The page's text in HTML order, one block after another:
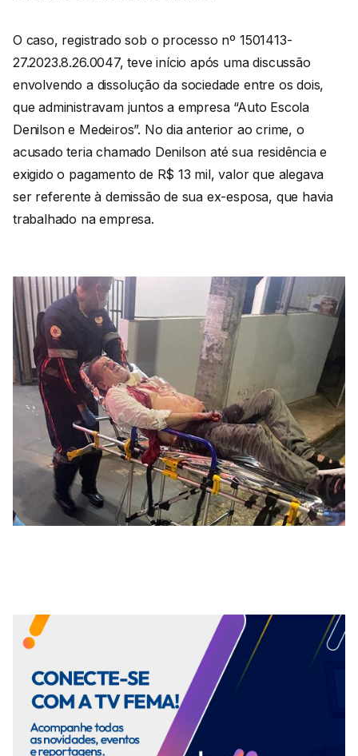
O caso, registrado sob o processo nº 1501413-
27.2023.8.26.0047, teve início após uma discussão
envolvendo a dissolução da sociedade entre os dois,
que administravam juntos a empresa “Auto Escola
Denilson e Medeiros”. No dia anterior ao crime, o
acusado teria chamado Denilson até sua residência e
exigido o pagamento de R$ 13 mil, valor que alegava
ser referente à demissão de sua ex-esposa, que havia
trabalhado na empresa.